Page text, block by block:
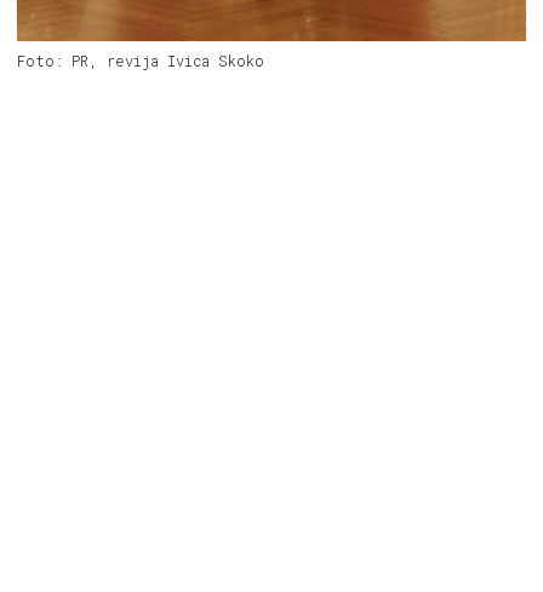
Foto: PR, revija Ivica Skoko